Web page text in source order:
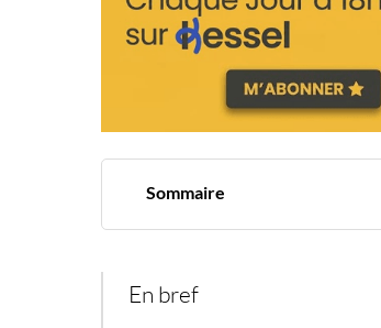
Sommaire
Un lancement qui accompagne
Métaux précieux et sécurisation
En bref